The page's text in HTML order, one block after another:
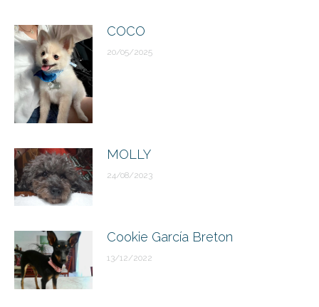
COCO
20/05/2025
MOLLY
24/08/2023
Cookie García Breton
13/12/2022